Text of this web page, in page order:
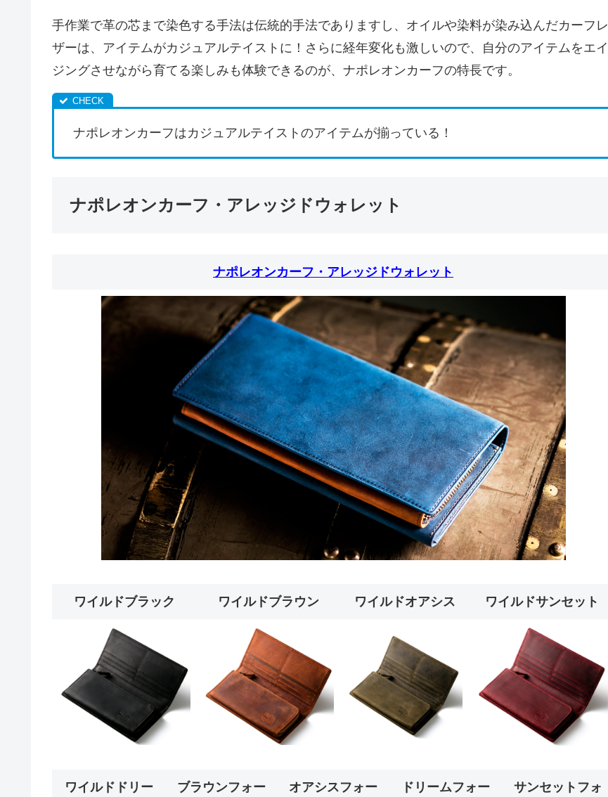
手作業で革の芯まで染色する手法は伝統的手法でありますし、オイルや染料が染み込んだカーフレ
ザーは、アイテムがカジュアルテイストに！さらに経年変化も激しいので、自分のアイテムをエイ
ジングさせながら育てる楽しみも体験できるのが、ナポレオンカーフの特長です。
ナポレオンカーフはカジュアルテイストのアイテムが揃っている！
ナポレオンカーフ・アレッジドウォレット
ナポレオンカーフ・アレッジドウォレット
ワイルドブラック ワイルドブラウン ワイルドオアシス ワイルドサンセット
ワイルドドリー ブラウンフォー オアシスフォー ドリームフォー サンセットフォ